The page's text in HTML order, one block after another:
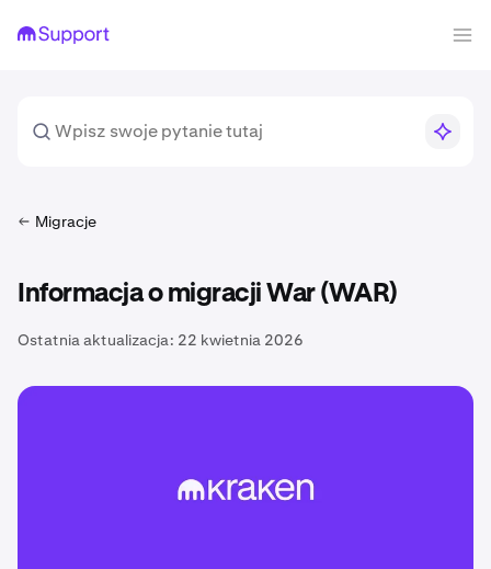
Migracje
Informacja o migracji War (WAR)
Ostatnia aktualizacja: 22 kwietnia 2026